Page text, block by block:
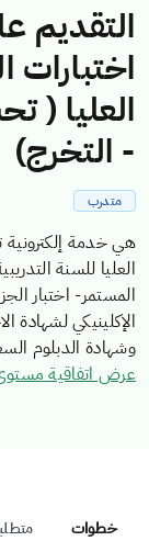
التقديم
اختبارات
العليا (
- التخرج)
متدرب
هي خدمة
العليا للسنة
المستمر- اختبار
الإكلينيكي لشهادة
وشهادة الدبلوم
عرض اتفاقية
خطوات